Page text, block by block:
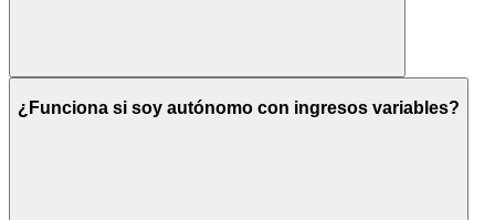
¿Funciona si soy autónomo con ingresos variables?